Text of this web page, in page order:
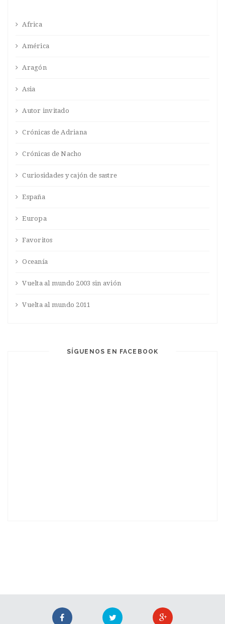
Africa
América
Aragón
Asia
Autor invitado
Crónicas de Adriana
Crónicas de Nacho
Curiosidades y cajón de sastre
España
Europa
Favoritos
Oceanía
Vuelta al mundo 2003 sin avión
Vuelta al mundo 2011
SÍGUENOS EN FACEBOOK